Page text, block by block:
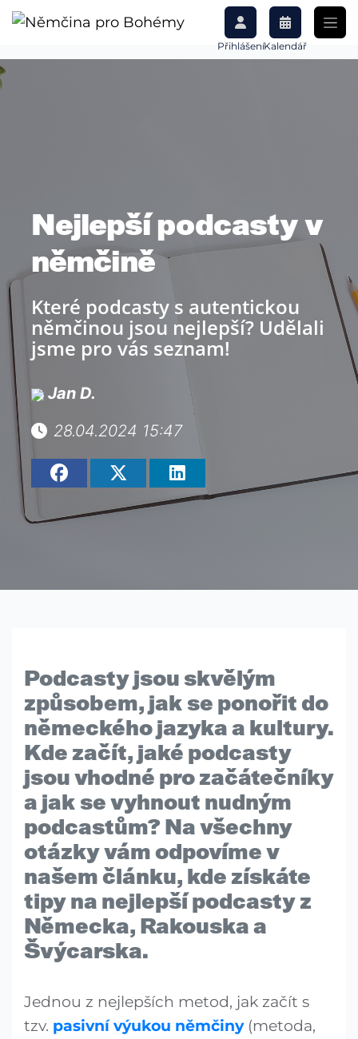
PřihlášeníKalendář
Nejlepší podcasty v
němčině
Které podcasty s autentickou
němčinou jsou nejlepší? Udělali
jsme pro vás seznam!
Jan D.
28.04.2024 15:47
Podcasty jsou skvělým
způsobem, jak se ponořit do
německého jazyka a kultury.
Kde začít, jaké podcasty
jsou vhodné pro začátečníky
a jak se vyhnout nudným
podcastům? Na všechny
otázky vám odpovíme v
našem článku, kde získáte
tipy na nejlepší podcasty z
Německa, Rakouska a
Švýcarska.
Jednou z nejlepších metod, jak začít s
tzv. pasivní výukou němčiny(metoda,